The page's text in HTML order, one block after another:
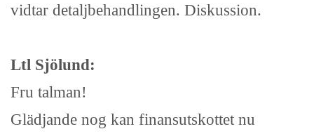
vidtar detaljbehandlingen. Diskussion.
Ltl Sjölund:
Fru talman!
Glädjande nog kan finansutskottet nu